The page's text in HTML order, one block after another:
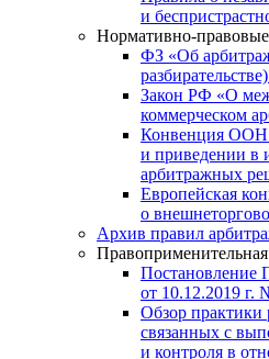
и
Нормативно-
ФЗ «Об
Закон РФ «О
коммерческом
Конвенция ООН
и приведении в
арбитражных
Европейская
о
Архив правил
от 10.12.2019 г.
Обзор практики
связанных с
и контроля в